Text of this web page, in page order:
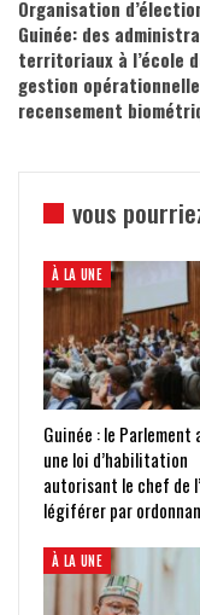
Organisation
Guinée: des
territoriaux à l’école
gestion
recensement
vous
À LA UNE
Guinée : le Parlement
une loi d’habilitation
autorisant le chef de
légiférer par
À LA UNE